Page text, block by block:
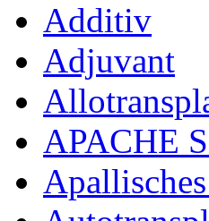
Additiv
Adjuvant
APACHE